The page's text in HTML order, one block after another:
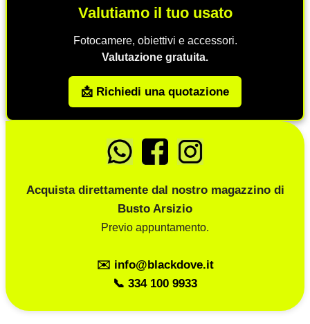
Valutiamo il tuo usato
Fotocamere, obiettivi e accessori.
Valutazione gratuita.
📩 Richiedi una quotazione
Acquista direttamente dal nostro magazzino di
Busto Arsizio
Previo appuntamento.
✉️ info@blackdove.it
📞 334 100 9933